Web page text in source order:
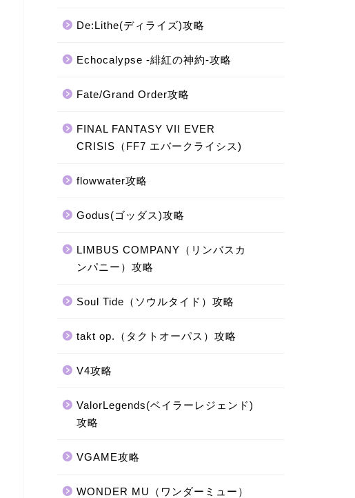
De:Lithe(ディライズ)攻略
Echocalypse -緋紅の神約-攻略
Fate/Grand Order攻略
FINAL FANTASY VII EVER
CRISIS（FF7 エバークライシス)
flowwater攻略
Godus(ゴッダス)攻略
LIMBUS COMPANY（リンバスカ
ンパニー）攻略
Soul Tide（ソウルタイド）攻略
takt op.（タクトオーパス）攻略
V4攻略
ValorLegends(ベイラーレジェンド)
攻略
VGAME攻略
WONDER MU（ワンダーミュー）